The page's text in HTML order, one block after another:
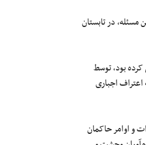
مسئله، در تابستان
بود، توسط
اجباری
و اوامر حاکمان